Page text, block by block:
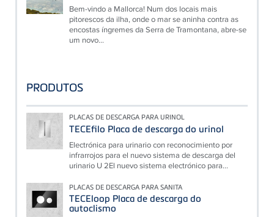
Bem-vindo a Mallorca! Num dos locais mais
pitorescos da ilha, onde o mar se aninha contra as
encostas íngremes da Serra de Tramontana, abre-se
um novo...
PRODUTOS
PLACAS DE DESCARGA PARA URINOL
TECEfilo Placa de descarga do urinol
Electrónica para urinario con reconocimiento por
infrarrojos para el nuevo sistema de descarga del
urinario U 2El nuevo sistema electrónico para...
PLACAS DE DESCARGA PARA SANITA
TECEloop Placa de descarga do
autoclismo